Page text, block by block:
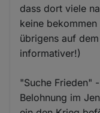
dass dort viele
keine
übrigens auf
informativer!)
"Suche Frieden"
Belohnung im